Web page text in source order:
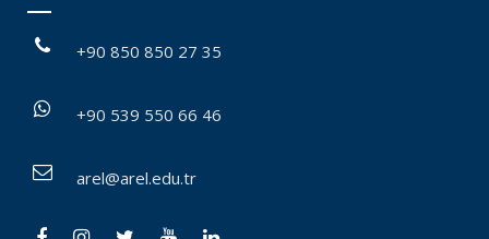
+90 850 850 27 35
+90 539 550 66 46
arel@arel.edu.tr